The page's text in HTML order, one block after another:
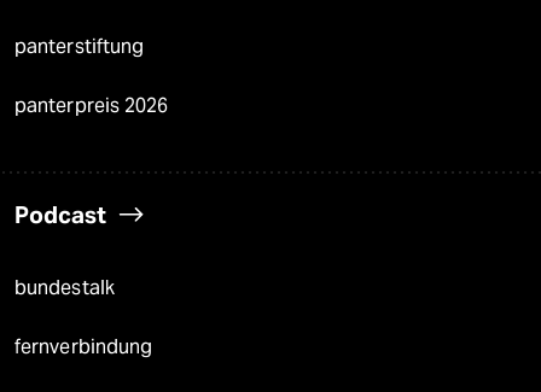
panterstiftung
panterpreis 2026
Podcast
bundestalk
fernverbindung